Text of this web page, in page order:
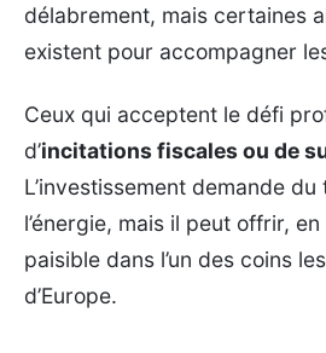
délabrement, mais certaines
existent pour accompagner
Ceux qui acceptent le défi
d’incitations fiscales ou de
L’investissement demande
l’énergie, mais il peut offrir,
paisible dans l’un des coins
d’Europe.